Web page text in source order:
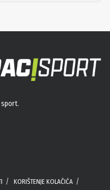
sport.
KORIŠTENJE KOLAČIĆA